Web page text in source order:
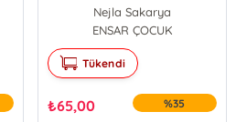
Nejla Sakarya
ENSAR ÇOCUK
Tükendi
₺65,00 %35